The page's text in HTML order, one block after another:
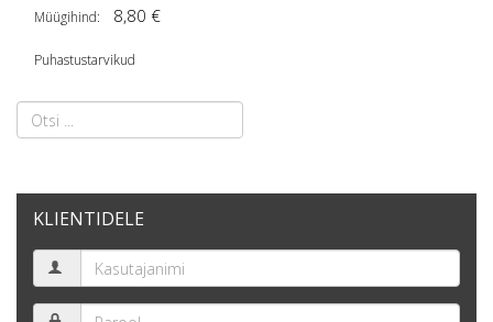
Müügihind:
8,80 €
Puhastustarvikud
KLIENTIDELE